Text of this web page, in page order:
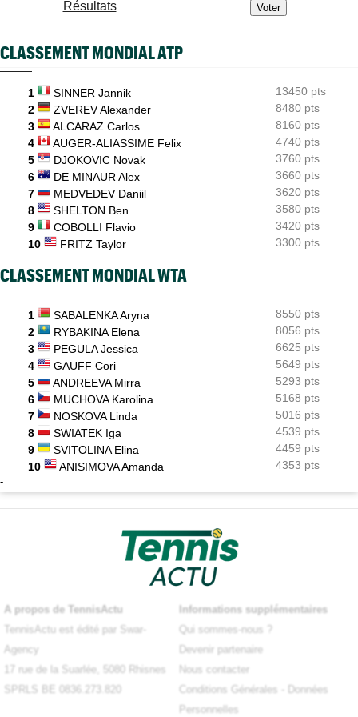
Comme Carlos Alcaraz, Holger Rune a renoncé à Cincinnati
Rybakina, Andreeva, Osaka, Gauff... horaires et diffusion TV
Jelena Ostapenko dénonce les messages d'insultes et de
menaces
Résultats
CLASSEMENT MONDIAL ATP
1 SINNER Jannik
13450 pts
2
ZVEREV Alexander
8480 pts
3
ALCARAZ Carlos
8160 pts
4
AUGER-ALIASSIME Felix
4740 pts
5
DJOKOVIC Novak
3760 pts
6
DE MINAUR Alex
3660 pts
7
MEDVEDEV Daniil
3620 pts
8
SHELTON Ben
3580 pts
9
COBOLLI Flavio
3420 pts
10
FRITZ Taylor 3300 pts
CLASSEMENT MONDIAL WTA
1 SABALENKA Aryna
8550 pts
2
RYBAKINA Elena
8056 pts
3
PEGULA Jessica
6625 pts
4
GAUFF Cori
5649 pts
5
ANDREEVA Mirra
5293 pts
6
MUCHOVA Karolina
5168 pts
7
NOSKOVA Linda
5016 pts
8
SWIATEK Iga
4539 pts
9
SVITOLINA Elina
4459 pts
10
ANISIMOVA Amanda 4353 pts
-
A propos de TennisActu
TennisActu est édité par Swar-
Agency
17 rue de la Suarlée, 5080 Rhisnes
SPRLS BE 0836.273.820
Informations supplémentaires
Qui sommes-nous ?
Devenir partenaire
Nous contacter
Conditions Générales
Données
Personnelles